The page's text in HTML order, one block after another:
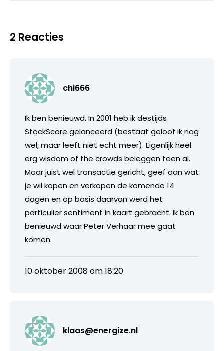
2 Reacties
chi666
Ik ben benieuwd. In 2001 heb ik destijds
StockScore gelanceerd (bestaat geloof ik nog
wel, maar leeft niet echt meer). Eigenlijk heel
erg wisdom of the crowds beleggen toen al.
Maar juist wel transactie gericht, geef aan wat
je wil kopen en verkopen de komende 14
dagen en op basis daarvan werd het
particulier sentiment in kaart gebracht. Ik ben
benieuwd waar Peter Verhaar mee gaat
komen.
10 oktober 2008 om 18:20
klaas@energize.nl